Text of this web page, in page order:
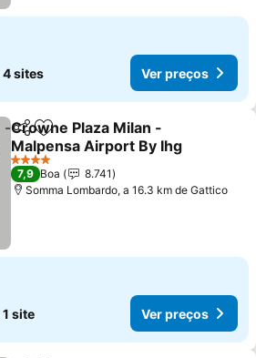
4 sites Ver preços
PartilharAdicionar aos favoritos
Crowne Plaza Milan -
Malpensa Airport By Ihg
4 Estrelas
7,9 Boa
8.741
Somma Lombardo, a 16.3 km de Gattico
1 site Ver preços